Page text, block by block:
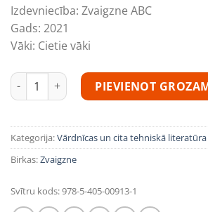
Izdevniecība: Zvaigzne ABC
Gads: 2021
Vāki: Cietie vāki
Latīņu - latviešu vārdnīca daudzums
PIEVIENOT
Kategorija:Vārdnīcas un cita tehniskā literatūra
Birkas:Zvaigzne
Svītru kods:978-5-405-00913-1